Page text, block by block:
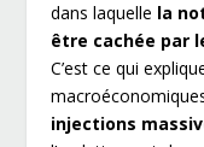
dans laquelle la
être cachée par
C’est ce qui
injections